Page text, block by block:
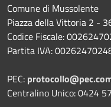
Comune di Mussolente
Piazza della Vittoria 2 -
Codice Fiscale:
Partita IVA:
PEC:
Centralino Unico: 0424